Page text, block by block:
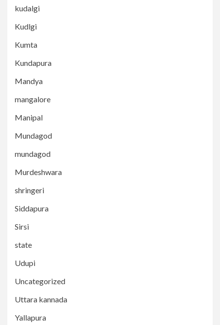
kudalgi
Kudlgi
Kumta
Kundapura
Mandya
mangalore
Manipal
Mundagod
mundagod
Murdeshwara
shringeri
Siddapura
Sirsi
state
Udupi
Uncategorized
Uttara kannada
Yallapura